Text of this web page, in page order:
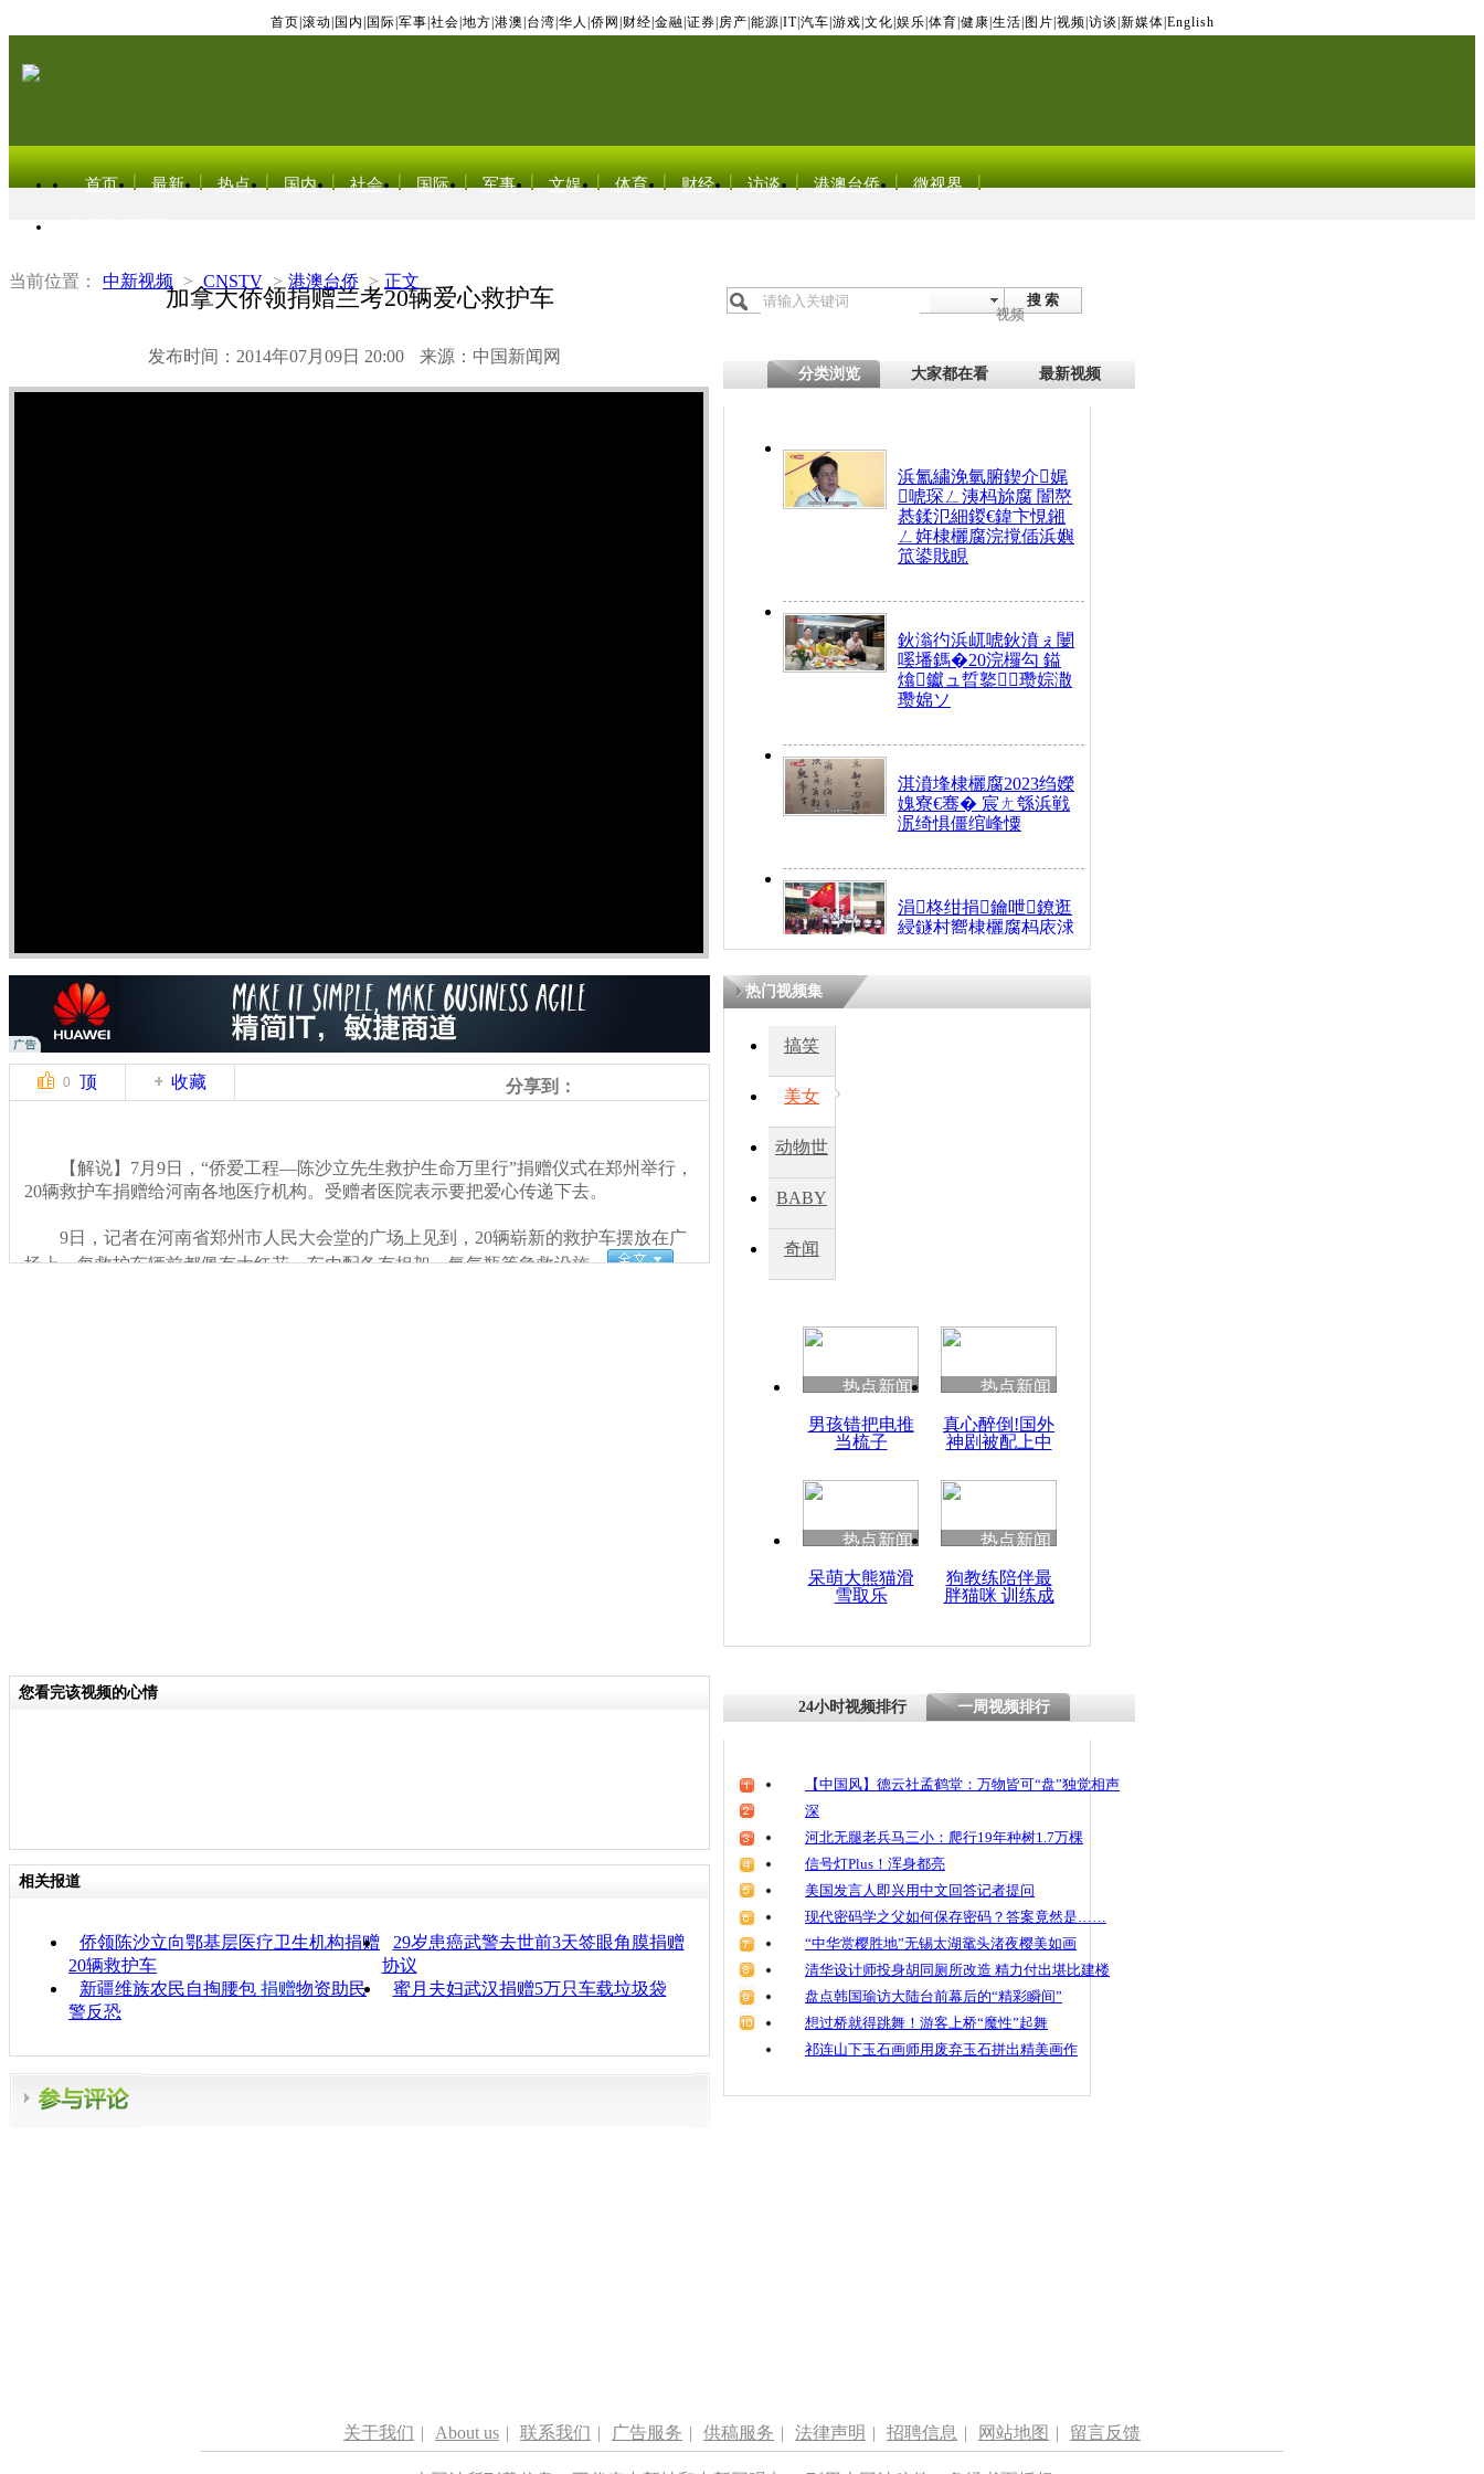
首页 滚动 国内 国际 军事 社会 地方 港澳 台湾 华人 侨网 财经 金融 证券 房产 能源 IT| 汽车 游戏 文化 娱乐 体育 健康 生活 图片 视频 访谈 新媒体 English
首页 最新 热点 国内 社会 国际 军事 文娱 体育 财经 访谈 港澳台侨 微视界
当前位置： 中新视频 > CNSTV > 港澳台侨 > 正文
加拿大侨领捐赠兰考20辆爱心救护车
发布时间：2014年07月09日 20:00 来源：中国新闻网
搜 索
视频
分类浏览 大家都在看 最新视频
浜氳繍浼氫腑鍥介娓
唬琛ㄥ洟杩旀腐 闇嶅
惎鍒氾細鍐€鍏卞悓鎺
ㄥ姩棣欐腐浣撹偛浜嬩
笟鍙戝睍
鈥滃彴浜屼唬鈥濆ぇ闄
嗘墦鎷�20浣欏勾 鎰
熻钀ュ晢鐜瓒婃潵
瓒婂ソ
淇濆埄棣欐腐2023绉嬫
媿寮€骞� 宸ㄤ綔浜戦
泦绮惧僵绾峰憟
涓柊绀捐鑰呭鐐逛
綅鐩村嚮棣欐腐杩庡浗
搴�24灏忔椂
0 顶 收藏 分享到：
【解说】7月9日，“侨爱工程—陈沙立先生救护生命万里行”捐赠仪式在郑州举行，
20辆救护车捐赠给河南各地医疗机构。受赠者医院表示要把爱心传递下去。
9日，记者在河南省郑州市人民大会堂的广场上见到，20辆崭新的救护车摆放在广
场上，每救护车辆前都佩有大红花，车内配备有担架、氧气瓶等急救设施。
热门视频集
搞笑
美女
动物世
BABY
秀
奇闻
热点新闻
男孩错把电推
当梳子
热点新闻
真心醉倒!国外
神剧被配上中
热点新闻
呆萌大熊猫滑
雪取乐
热点新闻
狗教练陪伴最
胖猫咪 训练成
您看完该视频的心情
相关报道
侨领陈沙立向鄂基层医疗卫生机构捐赠
20辆救护车
29岁患癌武警去世前3天签眼角膜捐赠
协议
新疆维族农民自掏腰包 捐赠物资助民
警反恐
蜜月夫妇武汉捐赠5万只车载垃圾袋
24小时视频排行 一周视频排行
【中国风】德云社孟鹤堂：万物皆可“盘”独觉相声
深
河北无腿老兵马三小：爬行19年种树1.7万棵
信号灯Plus！浑身都亮
美国发言人即兴用中文回答记者提问
现代密码学之父如何保存密码？答案竟然是……
“中华赏樱胜地”无锡太湖鼋头渚夜樱美如画
清华设计师投身胡同厕所改造 精力付出堪比建楼
盘点韩国瑜访大陆台前幕后的“精彩瞬间”
想过桥就得跳舞！游客上桥“魔性”起舞
祁连山下玉石画师用废弃玉石拼出精美画作
关于我们 | About us | 联系我们 | 广告服务 | 供稿服务 | 法律声明 | 招聘信息 | 网站地图 | 留言反馈